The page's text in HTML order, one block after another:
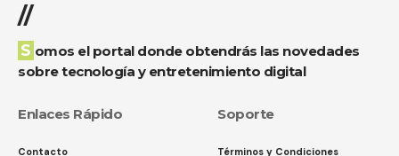
//
Somos el portal donde obtendrás las novedades
sobre tecnología y entretenimiento digital
Enlaces Rápido
Contacto
Soporte
Términos y Condiciones